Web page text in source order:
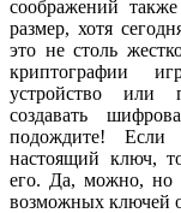
соображений
размер, хотя
это не столь
криптографии
устройство или
создавать
подождите! Если
настоящий ключ,
его. Да, можно, но
возможных ключей